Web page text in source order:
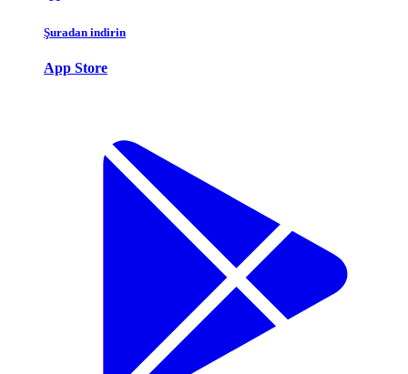
Şuradan indirin
App Store